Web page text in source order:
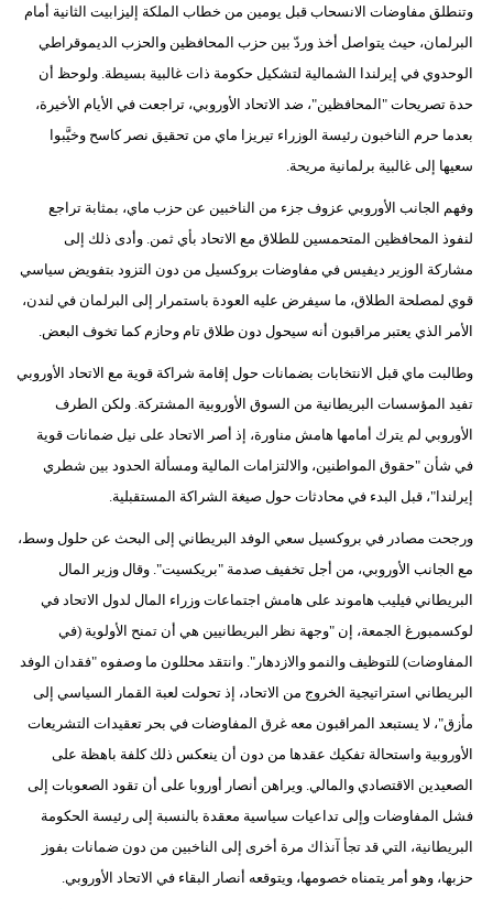
وتنطلق مفاوضات الانسحاب قبل يومين من خطاب الملكة إليزابيت الثانية أمام
البرلمان، حيث يتواصل أخذ وردّ بين حزب المحافظين والحزب الديموقراطي
الوحدوي في إيرلندا الشمالية لتشكيل حكومة ذات غالبية بسيطة. ولوحظ أن
حدة تصريحات "المحافظين"، ضد الاتحاد الأوروبي، تراجعت في الأيام الأخيرة،
بعدما حرم الناخبون رئيسة الوزراء تيريزا ماي من تحقيق نصر كاسح وخيَّبوا
سعيها إلى غالبية برلمانية مريحة.
وفهم الجانب الأوروبي عزوف جزء من الناخبين عن حزب ماي، بمثابة تراجع
لنفوذ المحافظين المتحمسين للطلاق مع الاتحاد بأي ثمن. وأدى ذلك إلى
مشاركة الوزير ديفيس في مفاوضات بروكسيل من دون التزود بتفويض سياسي
قوي لمصلحة الطلاق، ما سيفرض عليه العودة باستمرار إلى البرلمان في لندن،
الأمر الذي يعتبر مراقبون أنه سيحول دون طلاق تام وحازم كما تخوف البعض.
وطالبت ماي قبل الانتخابات بضمانات حول إقامة شراكة قوية مع الاتحاد الأوروبي
تفيد المؤسسات البريطانية من السوق الأوروبية المشتركة. ولكن الطرف
الأوروبي لم يترك أمامها هامش مناورة، إذ أصر الاتحاد على نيل ضمانات قوية
في شأن "حقوق المواطنين، والالتزامات المالية ومسألة الحدود بين شطري
إيرلندا"، قبل البدء في محادثات حول صيغة الشراكة المستقبلية.
ورجحت مصادر في بروكسيل سعي الوفد البريطاني إلى البحث عن حلول وسط،
مع الجانب الأوروبي، من أجل تخفيف صدمة "بريكسيت". وقال وزير المال
البريطاني فيليب هاموند على هامش اجتماعات وزراء المال لدول الاتحاد في
لوكسمبورغ الجمعة، إن "وجهة نظر البريطانيين هي أن تمنح الأولوية (في
المفاوضات) للتوظيف والنمو والازدهار". وانتقد محللون ما وصفوه "فقدان الوفد
البريطاني استراتيجية الخروج من الاتحاد، إذ تحولت لعبة القمار السياسي إلى
مأزق"، لا يستبعد المراقبون معه غرق المفاوضات في بحر تعقيدات التشريعات
الأوروبية واستحالة تفكيك عقدها من دون أن ينعكس ذلك كلفة باهظة على
الصعيدين الاقتصادي والمالي. ويراهن أنصار أوروبا على أن تقود الصعوبات إلى
فشل المفاوضات وإلى تداعيات سياسية معقدة بالنسبة إلى رئيسة الحكومة
البريطانية، التي قد تجأ آنذاك مرة أخرى إلى الناخبين من دون ضمانات بفوز
حزبها، وهو أمر يتمناه خصومها، ويتوقعه أنصار البقاء في الاتحاد الأوروبي.